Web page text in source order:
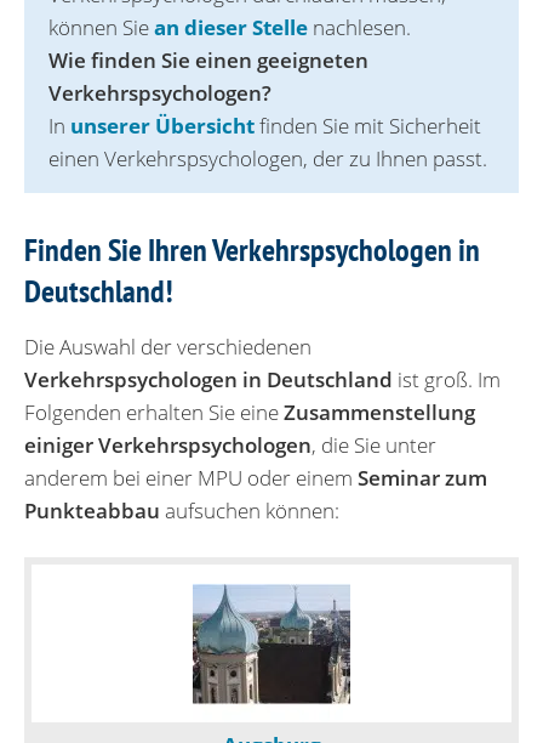
können Siean dieser Stelle nachlesen.
Wie finden Sie einen geeigneten
Verkehrspsychologen?
In unserer Übersichtfinden Sie mit Sicherheit
einen Verkehrspsychologen, der zu Ihnen passt.
Finden Sie Ihren Verkehrspsychologen in
Deutschland!
Die Auswahl der verschiedenen
Verkehrspsychologen in Deutschland ist groß. Im
Folgenden erhalten Sie eineZusammenstellung
einiger Verkehrspsychologen, die Sie unter
anderem bei einer MPU oder einem Seminar zum
Punkteabbau aufsuchen können: